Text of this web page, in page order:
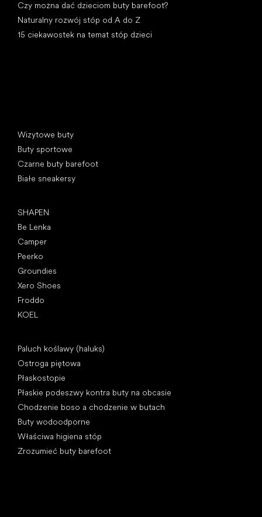
Czy można dać dzieciom buty barefoot?
Naturalny rozwój stóp od A do Z
15 ciekawostek na temat stóp dzieci
Wizytowe buty
Buty sportowe
Czarne buty barefoot
Białe sneakersy
SHAPEN
Be Lenka
Camper
Peerko
Groundies
Xero Shoes
Froddo
KOEL
Paluch koślawy (haluks)
Ostroga piętowa
Płaskostopie
Płaskie podeszwy kontra buty na obcasie
Chodzenie boso a chodzenie w butach
Buty wodoodporne
Właściwa higiena stóp
Zrozumieć buty barefoot